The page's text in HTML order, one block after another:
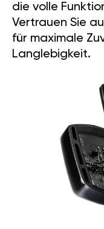
die volle
Vertrauen Sie
für maximale
Langlebigkeit.